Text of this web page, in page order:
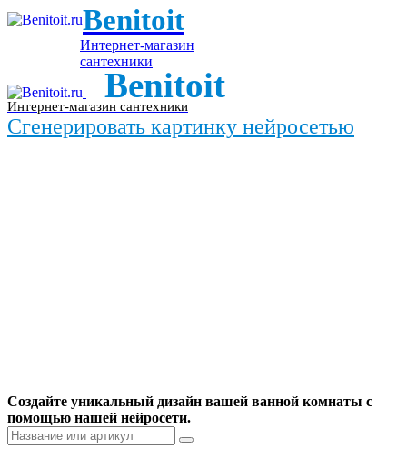
Benitoit
Интернет-магазин
сантехники
Benitoit
Интернет-магазин сантехники
Сгенерировать картинку нейросетью
Создайте уникальный дизайн вашей ванной комнаты с
помощью нашей нейросети.